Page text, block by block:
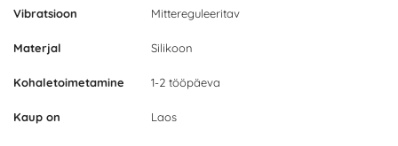
Vibratsioon Mittereguleeritav
Materjal Silikoon
Kohaletoimetamine 1-2 tööpäeva
Kaup on Laos